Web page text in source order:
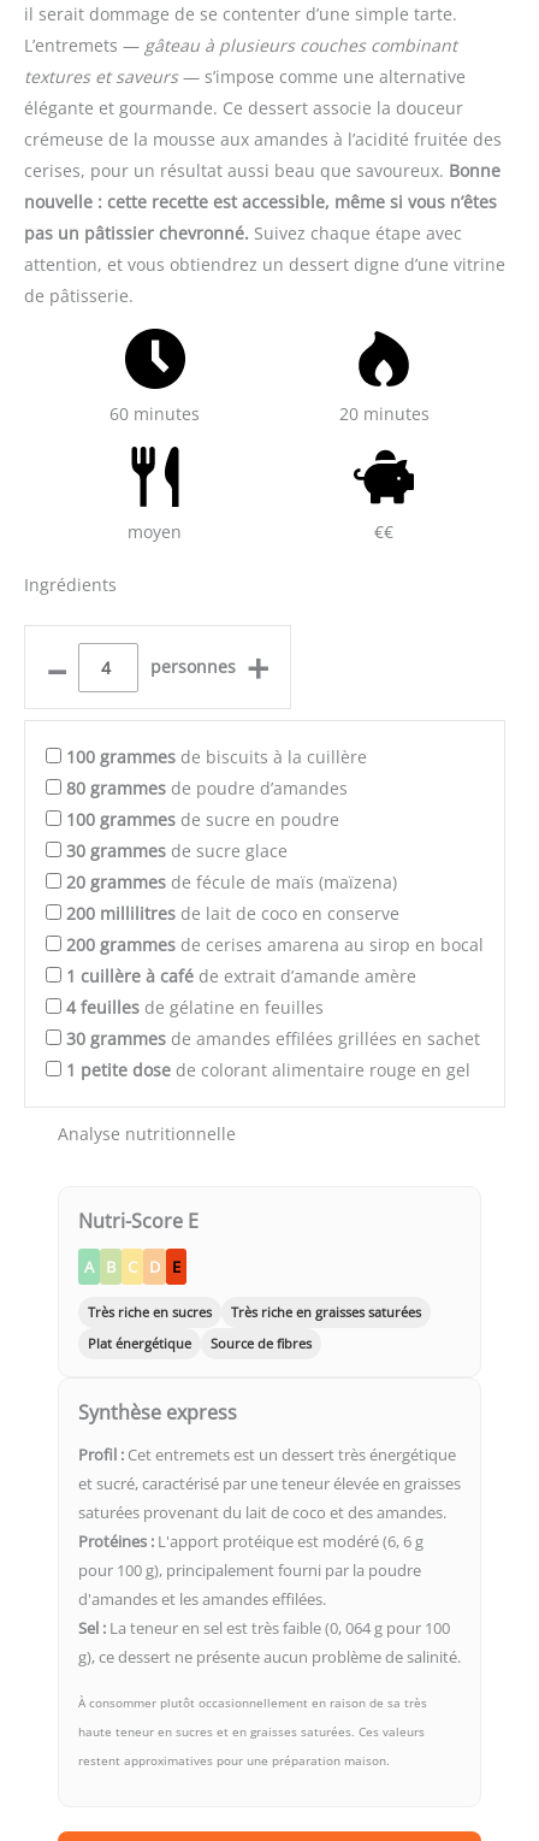
il serait dommage de se contenter d’une simple tarte.
L’entremets — gâteau à plusieurs couches combinant
textures et saveurs— s’impose comme une alternative
élégante et gourmande. Ce dessert associe la douceur
crémeuse de la mousse aux amandes à l’acidité fruitée des
cerises, pour un résultat aussi beau que savoureux. Bonne
nouvelle : cette recette est accessible, même si vous n’êtes
pas un pâtissier chevronné. Suivez chaque étape avec
attention, et vous obtiendrez un dessert digne d’une vitrine
de pâtisserie.
60 minutes 20 minutes
moyen €€
Ingrédients
– personnes +
100 grammes de biscuits à la cuillère
80 grammes de poudre d’amandes
100 grammes de sucre en poudre
30 grammes de sucre glace
20 grammes de fécule de maïs (maïzena)
200 millilitres de lait de coco en conserve
200 grammes de cerises amarena au sirop en bocal
1 cuillère à café de extrait d’amande amère
4 feuilles de gélatine en feuilles
30 grammes de amandes effilées grillées en sachet
1 petite dose de colorant alimentaire rouge en gel
Analyse nutritionnelle
Nutri-Score E
A B C D E
Très riche en sucres
Très riche en graisses saturées
Plat énergétique
Source de fibres
Synthèse express
Profil : Cet entremets est un dessert très énergétique
et sucré, caractérisé par une teneur élevée en graisses
saturées provenant du lait de coco et des amandes.
Protéines : L'apport protéique est modéré (6, 6 g
pour 100 g), principalement fourni par la poudre
d'amandes et les amandes effilées.
Sel : La teneur en sel est très faible (0, 064 g pour 100
g), ce dessert ne présente aucun problème de salinité.
À consommer plutôt occasionnellement en raison de sa très
haute teneur en sucres et en graisses saturées. Ces valeurs
restent approximatives pour une préparation maison.